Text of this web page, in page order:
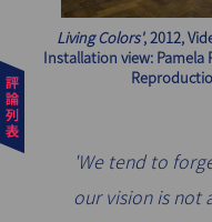
Living Colors', 2012,
Installation view: Pamela
'We tend to
our vision is not